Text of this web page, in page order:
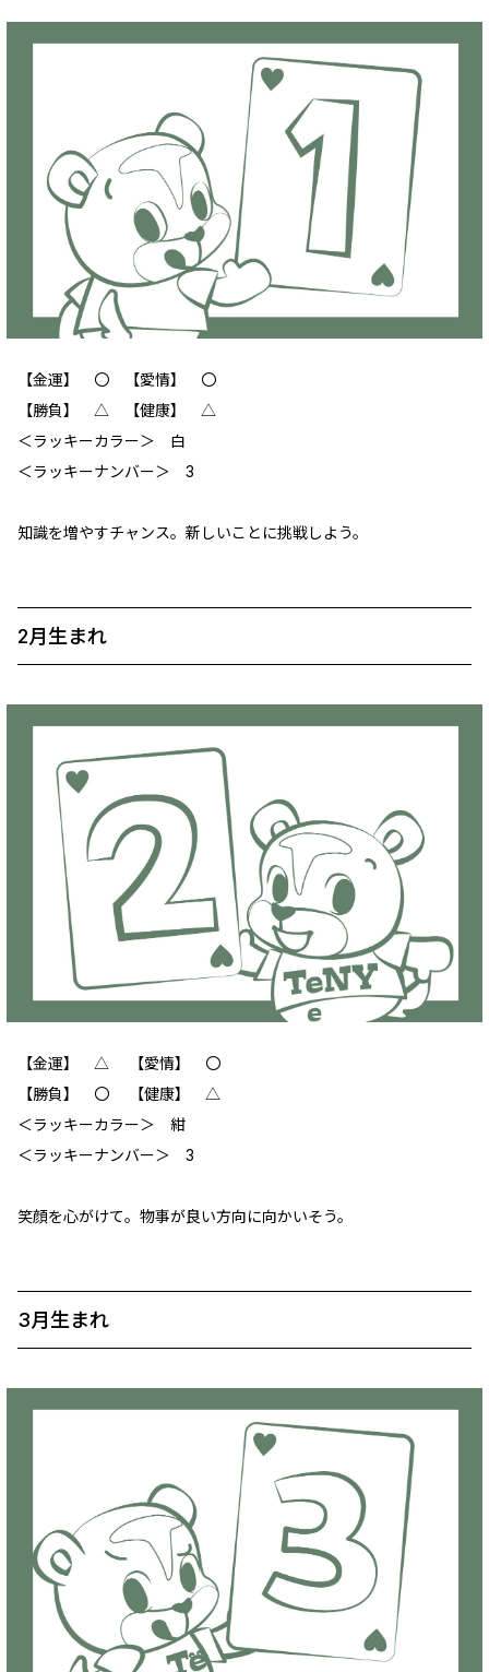
【金運】 〇 【愛情】 〇
【勝負】 △ 【健康】 △
＜ラッキーカラー＞ 白
＜ラッキーナンバー＞ 3
知識を増やすチャンス。新しいことに挑戦しよう。
2月生まれ
【金運】 △ 【愛情】 〇
【勝負】 〇 【健康】 △
＜ラッキーカラー＞ 紺
＜ラッキーナンバー＞ 3
笑顔を心がけて。物事が良い方向に向かいそう。
3月生まれ